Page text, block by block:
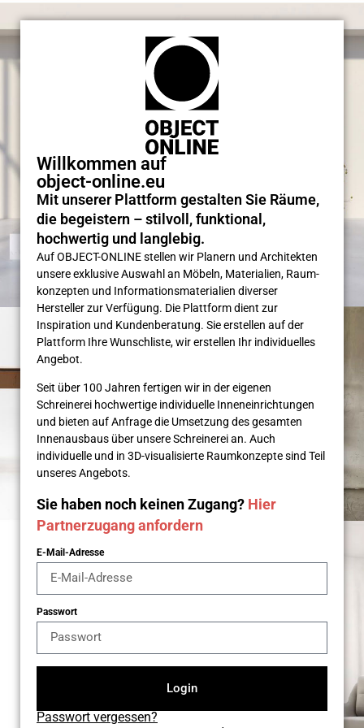
Willkommen auf
object-online.eu
Mit unserer Plattform gestalten Sie Räume,
die begeistern – stilvoll, funktional,
hochwertig und langlebig.
Auf OBJECT-ONLINE stellen wir Planern und Architekten
unsere exklusive Auswahl an Möbeln, Materialien, Raum­
konzepten und Informations­materialien diverser
Hersteller zur Verfügung. Die Plattform dient zur
Inspiration und Kunden­beratung. Sie erstellen auf der
Plattform Ihre Wunsch­liste, wir erstellen Ihr individuelles
Angebot.
Seit über 100 Jahren fertigen wir in der eigenen
Schreinerei hochwertige individuelle Inneneinrichtungen
und bieten auf Anfrage die Umsetzung des gesamten
Innenausbaus über unsere Schreinerei an. Auch
individuelle und in 3D-visualisierte Raumkonzepte sind Teil
unseres Angebots.
Sie haben noch keinen Zugang? Hier
Partnerzugang anfordern
E-Mail-Adresse
Passwort
Login
Passwort vergessen?